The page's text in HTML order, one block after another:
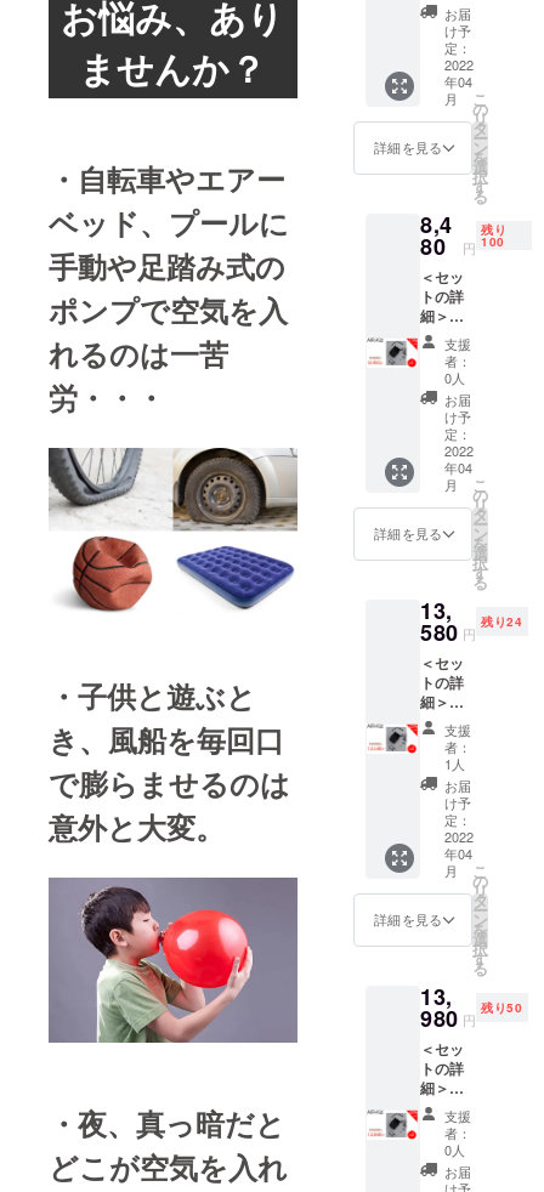
お悩み、あり
ませんか？
・自転車やエアー
ベッド、プールに
手動や足踏み式の
ポンプで空気を入
れるのは一苦
労・・・
・子供と遊ぶと
き、風船を毎回口
で膨らませるのは
意外と大変。
・夜、真っ暗だと
どこが空気を入れ
り豊かに、
快適にする
ことが弊社
の理念で
どうぞよろ
致します！
種類バ
ルブ 空
チュー
ブ USB-
C充電
ケーブ
ル 収納
バッグ
日本語
※2022
年4月に
お届け
する予
定です
が、生
産、配
送状況
により
遅れる
可能性
もござ
いま
す。 ※
税込、
送料込
の価格
仕様、
デザイ
ンに関
しまし
ては一
部変更
になる
可能性
もござ
いま
す。ご
了承く
ださ
い。
お届
け予
定：
2022
年04
月
詳細を見る
こ
の
リ
タ
ー
ン
を
選
択
す
る
8,4
80 円
残り
100
＜セッ
トの詳
細＞
HOTO
AIR-Kid
本体 三
種類バ
ルブ 空
チュー
ブ USB-
C充電
ケーブ
ル 収納
バッグ
日本語
※2022
年4月に
お届け
する予
定です
が、生
産、配
送状況
により
遅れる
可能性
もござ
いま
す。 ※
税込、
送料込
の価格
仕様、
デザイ
ンに関
しまし
ては一
部変更
になる
可能性
もござ
いま
支援
者：
0人
お届
け予
定：
2022
年04
月
詳細を見る
こ
の
リ
タ
ー
ン
を
選
択
す
る
13,
580 円
残り24
＜セッ
トの詳
細＞
HOTO
AIR-Kid
本体 三
種類バ
ルブ 空
チュー
ブ USB-
C充電
ケーブ
ル 収納
バッグ
日本語
※2022
年4月に
お届け
する予
定です
が、生
産、配
送状況
により
遅れる
可能性
支援
者：
1人
お届
け予
定：
2022
年04
月
詳細を見る
こ
の
リ
タ
ー
ン
を
選
択
す
る
13,
980 円
残り50
＜セッ
トの詳
細＞
HOTO
AIR-Kid
本体 三
種類バ
ルブ 空
支援
者：
0人
お届
け予